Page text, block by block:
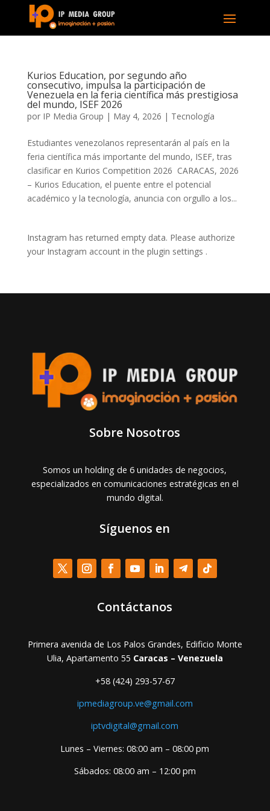
Kurios Education, por segundo año
consecutivo, impulsa la participación de
Venezuela en la feria científica más prestigiosa
del mundo, ISEF 2026
por IP Media Group | May 4, 2026 | Tecnología
Estudiantes venezolanos representarán al país en la
feria científica más importante del mundo, ISEF, tras
clasificar en Kurios Competition 2026 CARACAS, 2026
– Kurios Education, el puente entre el potencial
académico y la tecnología, anuncia con orgullo a los...
Instagram has returned empty data. Please authorize
your Instagram account in the plugin settings .
Sobre Nosotros
Somos un holding de 6 unidades de negocios,
especializados en comunicaciones estratégicas en el
mundo digital.
Síguenos en
Contáctanos
Primera avenida de Los Palos Grandes, Edificio Monte
Ulia, Apartamento 55 Caracas – Venezuela
+58 (424) 293-57-67
ipmediagroup.ve@gmail.com
iptvdigital@gmail.com
Lunes – Viernes: 08:00 am – 08:00 pm
Sábados: 08:00 am – 12:00 pm